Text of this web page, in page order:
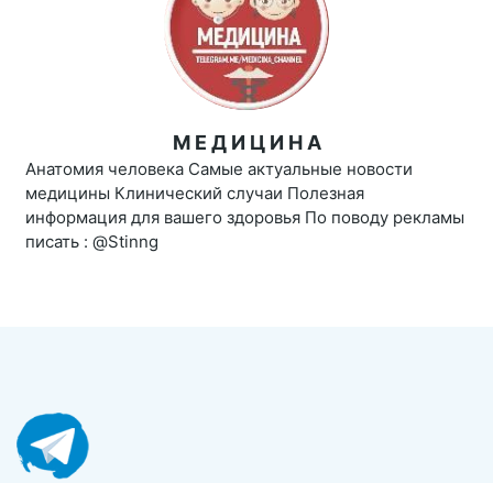
М Е Д И Ц И Н А
Анатомия человека Самые актуальные новости
медицины Клинический случаи Полезная
информация для вашего здоровья По поводу рекламы
писать : @Stinng